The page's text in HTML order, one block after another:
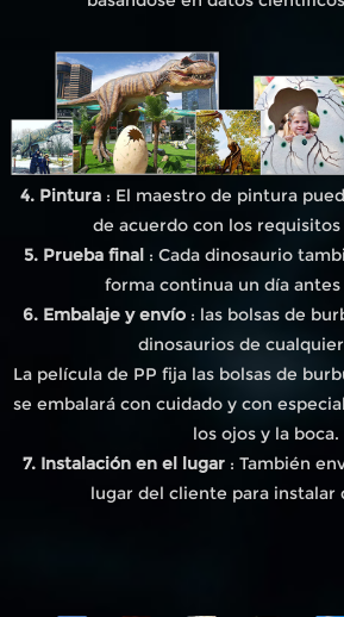
4. Pintura : El maestro de pintura
de acuerdo con los
5. Prueba final: Cada dinosaurio
forma continua un día
6. Embalaje y envío : las bolsas de
dinosaurios de
La película de PP fija las bolsas de
se embalará con cuidado y con
los ojos y la boca.
7. Instalación en el lugar : También
lugar del cliente para instalar